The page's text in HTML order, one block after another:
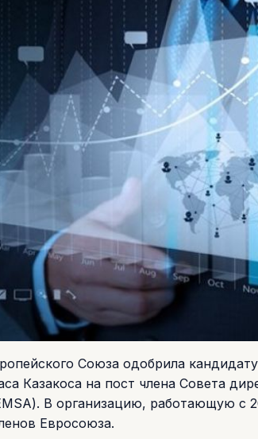
Союза одобрила
Казакоса на пост члена Совета
В организацию, работающую с
Евросоюза.